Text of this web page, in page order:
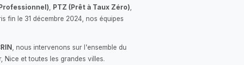
PTZ (Prêt à Taux Zéro)
fin le 31 décembre 2024, nos équipes
, nous intervenons sur l'ensemble du
Nice et toutes les grandes villes.